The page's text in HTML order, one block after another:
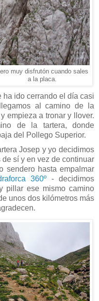
muy disfrutón cuando sales
a la placa.
ha ido cerrando el día casi
al camino de la
empieza a tronar y llover.
de la tartera, donde
del Pollego Superior.
Josep y yo decidimos
sí y en vez de continuar
sendero hasta empalmar
360º - decidimos
pillar ese mismo camino
unos dos kilómetros más